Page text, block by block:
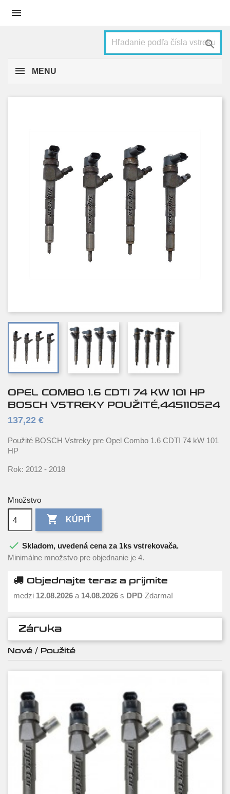


MENU
OPEL COMBO 1.6 CDTI 74 KW 101 HP
BOSCH VSTREKY POUŽITÉ,445110524
137,22 €
Použité BOSCH Vstreky pre Opel Combo 1.6 CDTI 74 kW 101
HP
Rok: 2012 - 2018
Množstvo
 KÚPIŤ
 Skladom, uvedená cena za 1ks vstrekovača.
Minimálne množstvo pre objednanie je 4.
Objednajte teraz a prijmite
medzi 12.08.2026 a 14.08.2026 s DPD Zdarma!
Záruka
Nové / Použité